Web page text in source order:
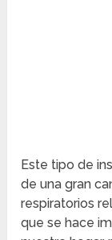
Este tipo de
de una gran
respiratorios
que se hace